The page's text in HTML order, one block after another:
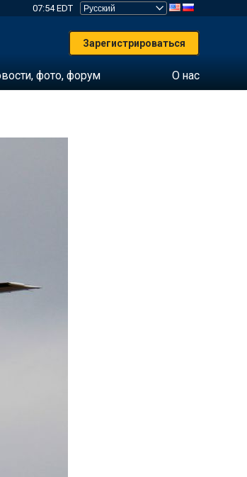
07:54 EDT
Зарегистрироваться
фото, форум О нас